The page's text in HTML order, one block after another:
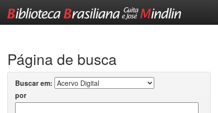
Página de busca
Buscar em:
por